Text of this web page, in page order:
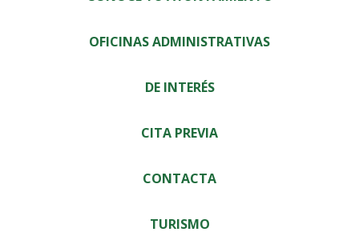
OFICINAS ADMINISTRATIVAS
DE INTERÉS
CITA PREVIA
CONTACTA
TURISMO